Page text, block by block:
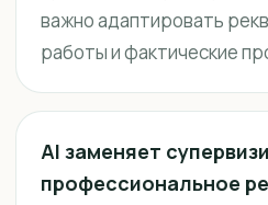
важно адаптировать
работы и фактические
AI заменяет
профессиональное